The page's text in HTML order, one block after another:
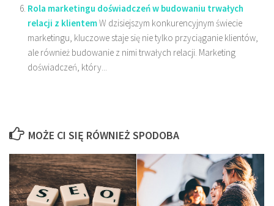
Rola marketingu doświadczeń w budowaniu trwałych
relacji z klientemW dzisiejszym konkurencyjnym świecie
marketingu, kluczowe staje się nie tylko przyciąganie klientów,
ale również budowanie z nimi trwałych relacji. Marketing
doświadczeń, który...
MOŻE CI SIĘ RÓWNIEŻ SPODOBA